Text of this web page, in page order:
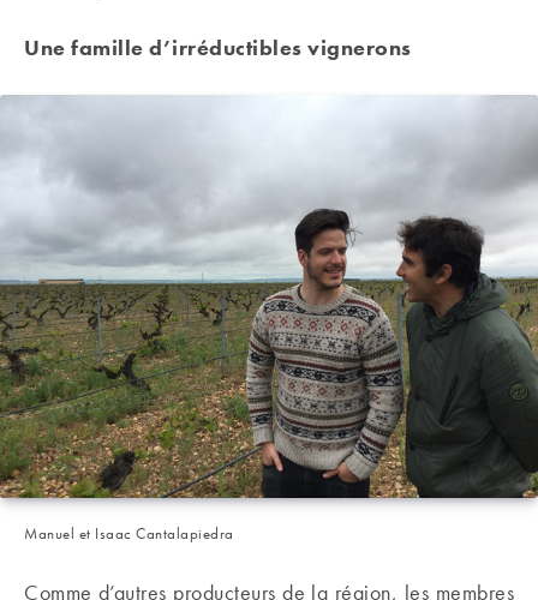
Une famille d’irréductibles vignerons
Manuel et Isaac Cantalapiedra
Comme d’autres producteurs de la région, les membres